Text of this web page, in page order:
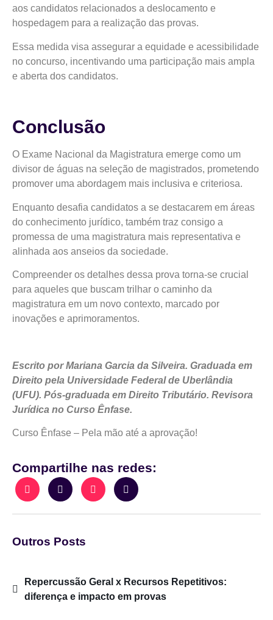
aos candidatos relacionados a deslocamento e
hospedagem para a realização das provas.
Essa medida visa assegurar a equidade e acessibilidade
no concurso, incentivando uma participação mais ampla
e aberta dos candidatos.
Conclusão
O Exame Nacional da Magistratura emerge como um
divisor de águas na seleção de magistrados, prometendo
promover uma abordagem mais inclusiva e criteriosa.
Enquanto desafia candidatos a se destacarem em áreas
do conhecimento jurídico, também traz consigo a
promessa de uma magistratura mais representativa e
alinhada aos anseios da sociedade.
Compreender os detalhes dessa prova torna-se crucial
para aqueles que buscam trilhar o caminho da
magistratura em um novo contexto, marcado por
inovações e aprimoramentos.
Escrito por Mariana Garcia da Silveira. Graduada em
Direito pela Universidade Federal de Uberlândia
(UFU). Pós-graduada em Direito Tributário. Revisora
Jurídica no Curso Ênfase.
Curso Ênfase – Pela mão até a aprovação!
Compartilhe nas redes:
Outros Posts
Repercussão Geral x Recursos Repetitivos:
diferença e impacto em provas